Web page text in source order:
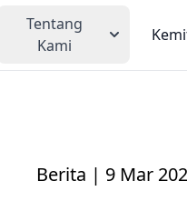
Tentang
Kami
Berita | 9 Mar